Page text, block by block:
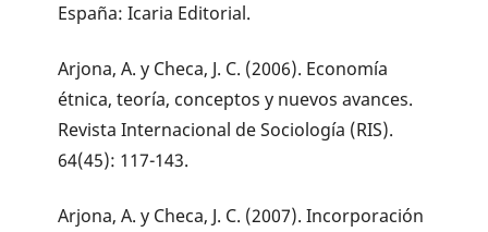
España: Icaria Editorial.
Arjona, A. y Checa, J. C. (2006). Economía
étnica, teoría, conceptos y nuevos avances.
Revista Internacional de Sociología (RIS).
64(45): 117-143.
Arjona, A. y Checa, J. C. (2007). Incorporación